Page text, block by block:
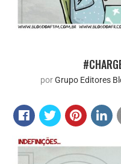
porGrupo Editores